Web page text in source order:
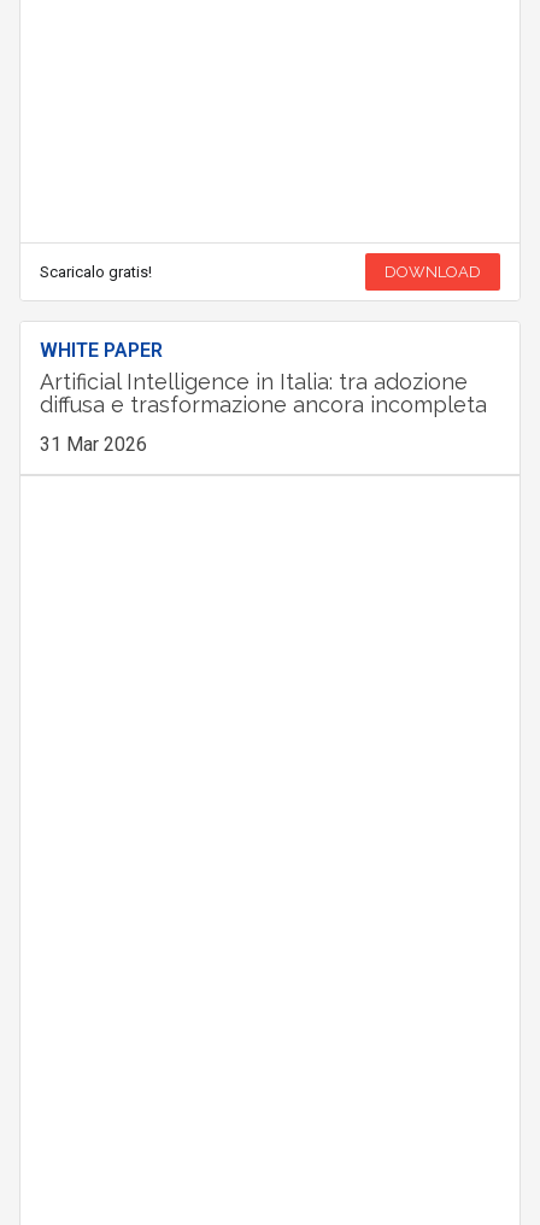
Scaricalo gratis! DOWNLOAD
WHITE PAPER
Artificial Intelligence in Italia: tra adozione
diffusa e trasformazione ancora incompleta
31 Mar 2026